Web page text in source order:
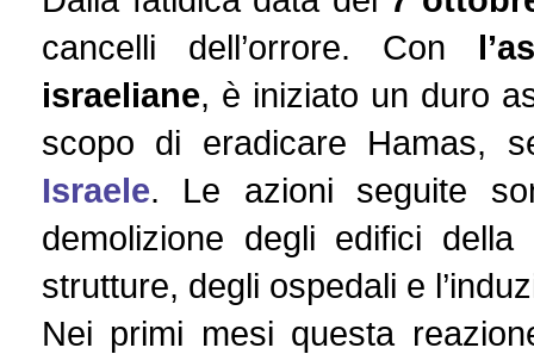
cancelli dell’orrore. Con
israeliane, è iniziato un duro
scopo di eradicare Hamas,
Israele. Le azioni seguite
demolizione degli edifici
strutture, degli ospedali e
Nei primi mesi questa